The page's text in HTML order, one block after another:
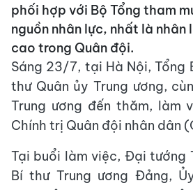
phối hợp với Bộ Tổng tham
nguồn nhân lực, nhất là nhân
cao trong Quân đội.
Sáng 23/7, tại Hà Nội, Tổng
thư Quân ủy Trung ương,
Trung ương đến thăm, làm
Chính trị Quân đội nhân dân
Tại buổi làm việc, Đại tướng
Bí thư Trung ương Đảng,